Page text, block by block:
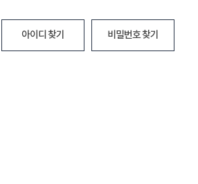
아이디 찾기 비밀번호 찾기